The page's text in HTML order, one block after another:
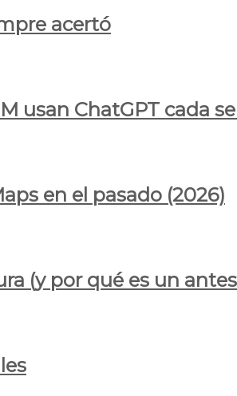
acertó
usan ChatGPT cada
en el pasado (2026)
(y por qué es un